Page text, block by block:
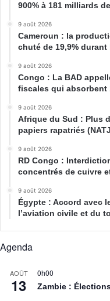
900% à 181 milliards
9 août 2026
Cameroun : la
chuté de 19,9% durant
9 août 2026
Congo : La BAD
fiscales qui absorbent
9 août 2026
Afrique du Sud : Plus
papiers rapatriés
9 août 2026
RD Congo :
concentrés de cuivre
9 août 2026
Égypte : Accord avec
l’aviation civile et du
Agenda
AOÛT
13
0h00
Zambie :